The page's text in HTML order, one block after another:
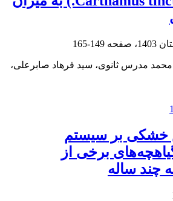
149-165
مدرس ثانوی، سید فرهاد صابرعلی،
خشکی بر سیستم
برخی از
چند ساله